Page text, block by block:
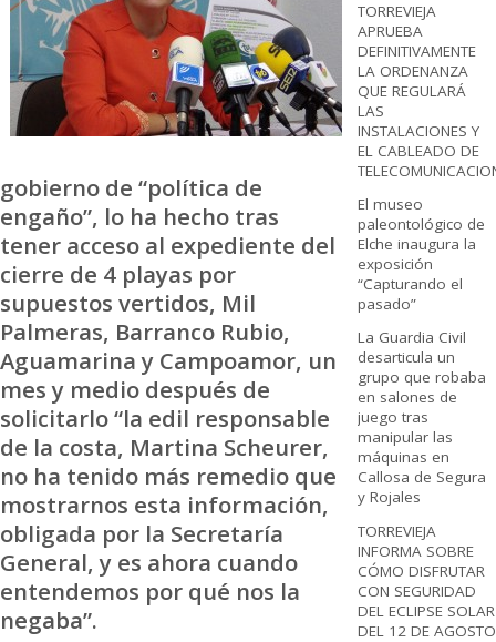
gobierno de “política de
engaño”, lo ha hecho tras
tener acceso al expediente del
cierre de 4 playas por
supuestos vertidos, Mil
Palmeras, Barranco Rubio,
Aguamarina y Campoamor, un
mes y medio después de
solicitarlo “la edil responsable
de la costa, Martina Scheurer,
no ha tenido más remedio que
mostrarnos esta información,
obligada por la Secretaría
General, y es ahora cuando
entendemos por qué nos la
negaba”.
TORREVIEJA
APRUEBA
DEFINITIVAMENTE
LA ORDENANZA
QUE REGULARÁ
LAS
INSTALACIONES Y
EL CABLEADO DE
El museo
paleontológico de
Elche inaugura la
exposición
“Capturando el
pasado”
La Guardia Civil
desarticula un
grupo que robaba
en salones de
juego tras
manipular las
máquinas en
Callosa de Segura
y Rojales
TORREVIEJA
INFORMA SOBRE
CÓMO DISFRUTAR
CON SEGURIDAD
DEL ECLIPSE SOLAR
DEL 12 DE AGOSTO